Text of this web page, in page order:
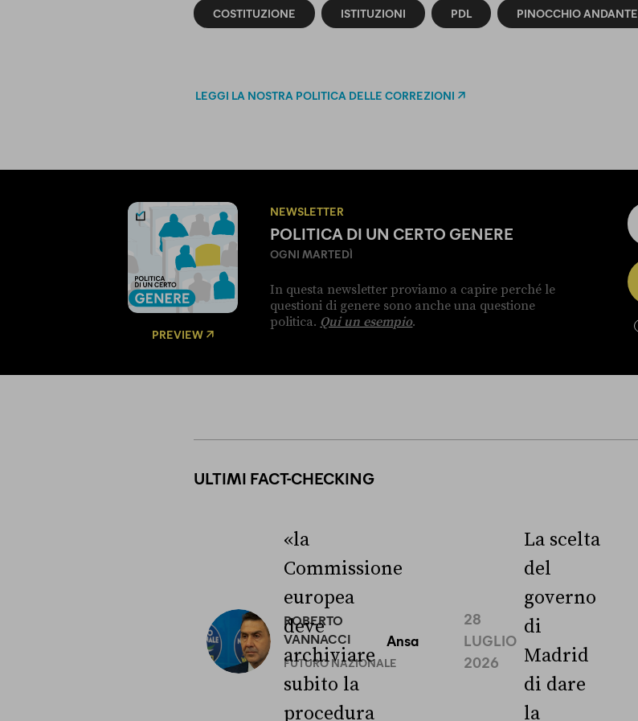
COSTITUZIONE ISTITUZIONI PDL PINOCCHIO ANDANTE
LEGGI LA NOSTRA POLITICA DELLE CORREZIONI
PREVIEW
NEWSLETTER
POLITICA DI UN CERTO GENERE
OGNI MARTEDÌ
In questa newsletter proviamo a capire perché le
questioni di genere sono anche una questione
politica. Qui un esempio.
ULTIMI FACT-CHECKING
ROBERTO
VANNACCI
FUTURO NAZIONALE
«la
Commissione
europea
deve
archiviare
subito la
procedura
Ansa
28
LUGLIO
2026
La scelta
del
governo
di
Madrid
di dare
la